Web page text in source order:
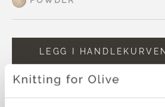
LEGG I HANDLEKURVEN
Bruk€100,0mer og få gratis frakt
Bestillinger som legges inn før kl.